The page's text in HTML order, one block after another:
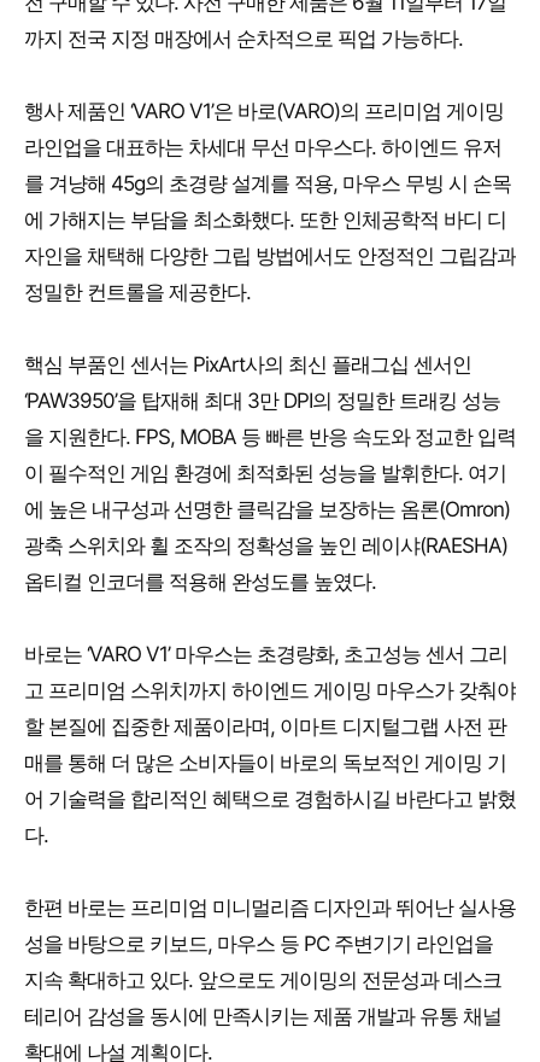
까지 전국 지정 매장에서 순차적으로 픽업 가능하다.
행사 제품인 ‘VARO V1’은 바로(VARO)의 프리미엄 게이밍
라인업을 대표하는 차세대 무선 마우스다. 하이엔드 유저
를 겨냥해 45g의 초경량 설계를 적용, 마우스 무빙 시 손목
에 가해지는 부담을 최소화했다. 또한 인체공학적 바디 디
자인을 채택해 다양한 그립 방법에서도 안정적인 그립감과
정밀한 컨트롤을 제공한다.
핵심 부품인 센서는 PixArt사의 최신 플래그십 센서인
‘PAW3950’을 탑재해 최대 3만 DPI의 정밀한 트래킹 성능
을 지원한다. FPS, MOBA 등 빠른 반응 속도와 정교한 입력
이 필수적인 게임 환경에 최적화된 성능을 발휘한다. 여기
에 높은 내구성과 선명한 클릭감을 보장하는 옴론(Omron)
광축 스위치와 휠 조작의 정확성을 높인 레이샤(RAESHA)
옵티컬 인코더를 적용해 완성도를 높였다.
바로는 ‘VARO V1’ 마우스는 초경량화, 초고성능 센서 그리
고 프리미엄 스위치까지 하이엔드 게이밍 마우스가 갖춰야
할 본질에 집중한 제품이라며, 이마트 디지털그랩 사전 판
매를 통해 더 많은 소비자들이 바로의 독보적인 게이밍 기
어 기술력을 합리적인 혜택으로 경험하시길 바란다고 밝혔
다.
한편 바로는 프리미엄 미니멀리즘 디자인과 뛰어난 실사용
성을 바탕으로 키보드, 마우스 등 PC 주변기기 라인업을
지속 확대하고 있다. 앞으로도 게이밍의 전문성과 데스크
테리어 감성을 동시에 만족시키는 제품 개발과 유통 채널
확대에 나설 계획이다.